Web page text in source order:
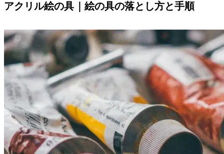
アクリル絵の具｜絵の具の落とし方と手順